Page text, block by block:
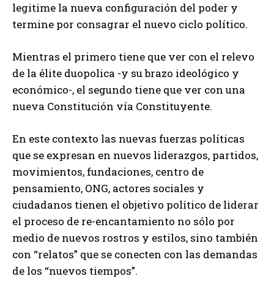
legitime la nueva configuración del poder y
termine por consagrar el nuevo ciclo político.
Mientras el primero tiene que ver con el relevo
de la élite duopolica -y su brazo ideológico y
económico-, el segundo tiene que ver con una
nueva Constitución vía Constituyente.
En este contexto las nuevas fuerzas políticas
que se expresan en nuevos liderazgos, partidos,
movimientos, fundaciones, centro de
pensamiento, ONG, actores sociales y
ciudadanos tienen el objetivo político de liderar
el proceso de re-encantamiento no sólo por
medio de nuevos rostros y estilos, sino también
con “relatos” que se conecten con las demandas
de los “nuevos tiempos”.